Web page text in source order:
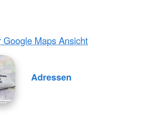
Google Maps Ansicht
Adressen